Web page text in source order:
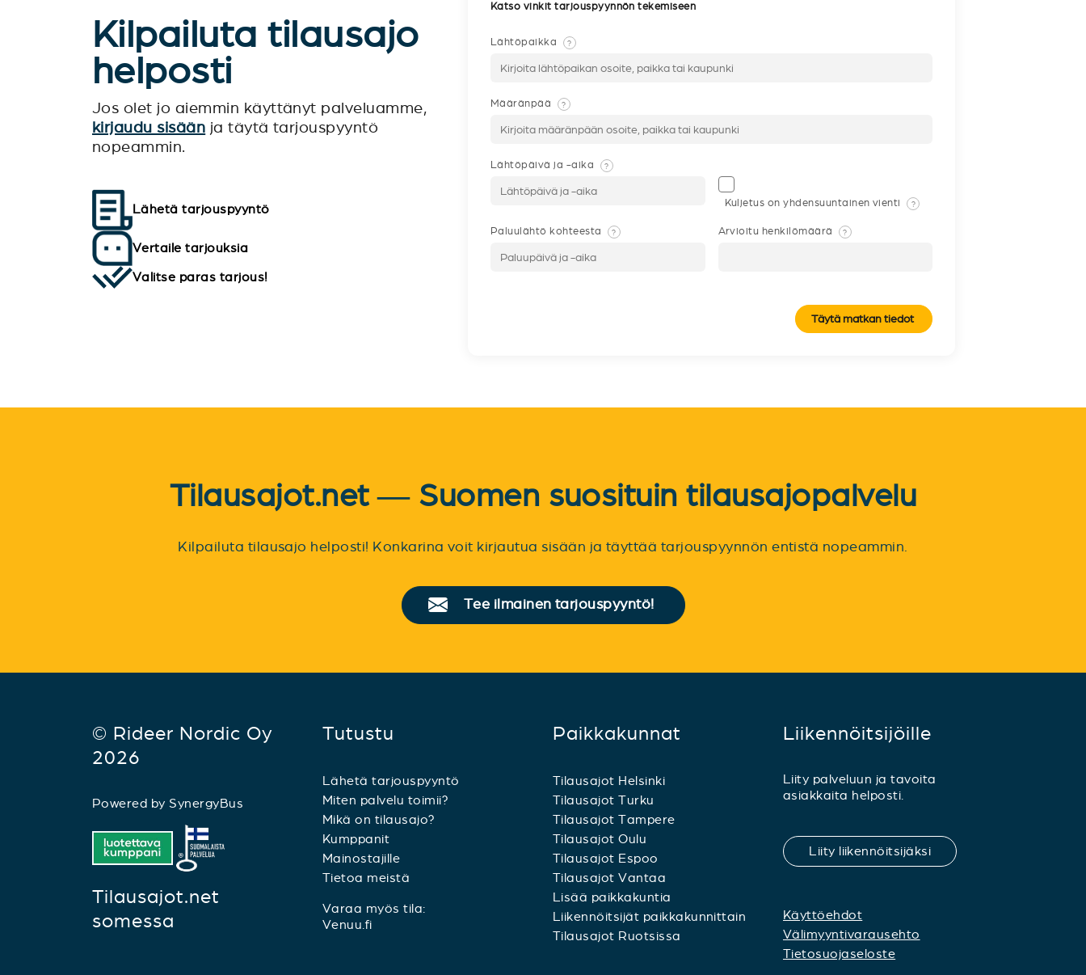
Kilpailuta tilausajo
helposti
Jos olet jo aiemmin käyttänyt palveluamme,
kirjaudu sisään ja täytä tarjouspyyntö
nopeammin.
Lähetä tarjouspyyntö
Vertaile tarjouksia
Valitse paras tarjous!
Katso vinkit tarjouspyynnön tekemiseen
Lähtöpaikka ?
Määränpää ?
Lähtöpäivä ja -aika ?
Kuljetus on yhdensuuntainen vienti ?
Paluulähtö kohteesta ? Arvioitu henkilömäärä ?
Täytä matkan tiedot
Tilausajot.net — Suomen suosituin tilausajopalvelu
Kilpailuta tilausajo helposti! Konkarina voit kirjautua sisään ja täyttää tarjouspyynnön entistä nopeammin.
Tee ilmainen tarjouspyyntö!
© Rideer Nordic Oy
2026
Powered by SynergyBus
Tilausajot.net
somessa
Tutustu
Lähetä tarjouspyyntö
Miten palvelu toimii?
Mikä on tilausajo?
Kumppanit
Mainostajille
Tietoa meistä
Varaa myös tila:
Venuu.fi
Paikkakunnat
Tilausajot Helsinki
Tilausajot Turku
Tilausajot Tampere
Tilausajot Oulu
Tilausajot Espoo
Tilausajot Vantaa
Lisää paikkakuntia
Liikennöitsijät paikkakunnittain
Tilausajot Ruotsissa
Liikennöitsijöille
Liity palveluun ja tavoita
asiakkaita helposti.
Liity liikennöitsijäksi
Käyttöehdot
Välimyyntivarausehto
Tietosuojaseloste